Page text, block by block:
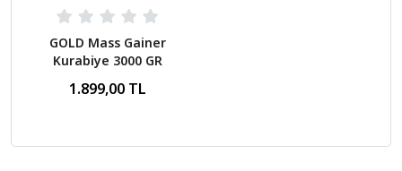
GOLD Mass Gainer
Kurabiye 3000 GR
1.899,00 TL